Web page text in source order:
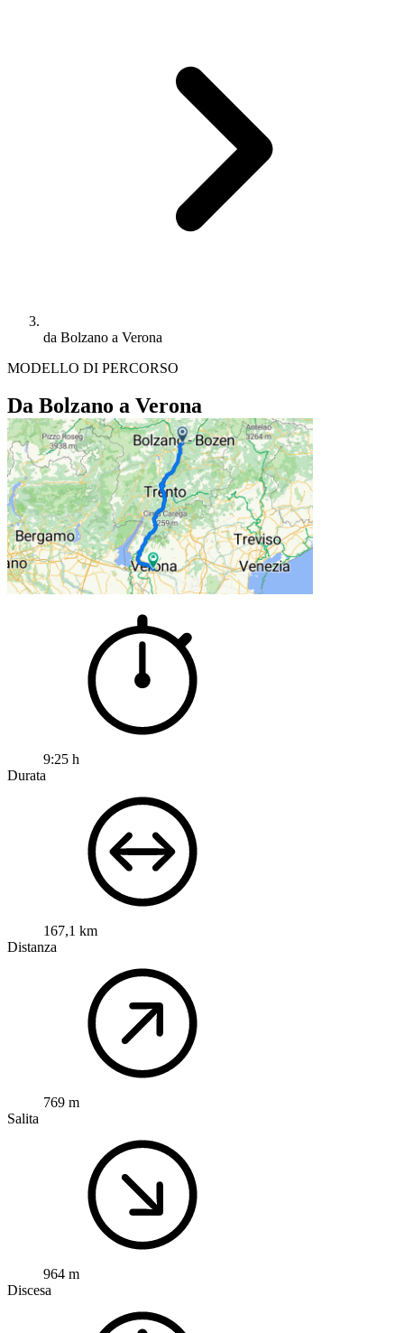
da Bolzano a Verona
MODELLO DI PERCORSO
Da Bolzano a Verona
9:25 h
Durata
167,1 km
Distanza
769 m
Salita
964 m
Discesa